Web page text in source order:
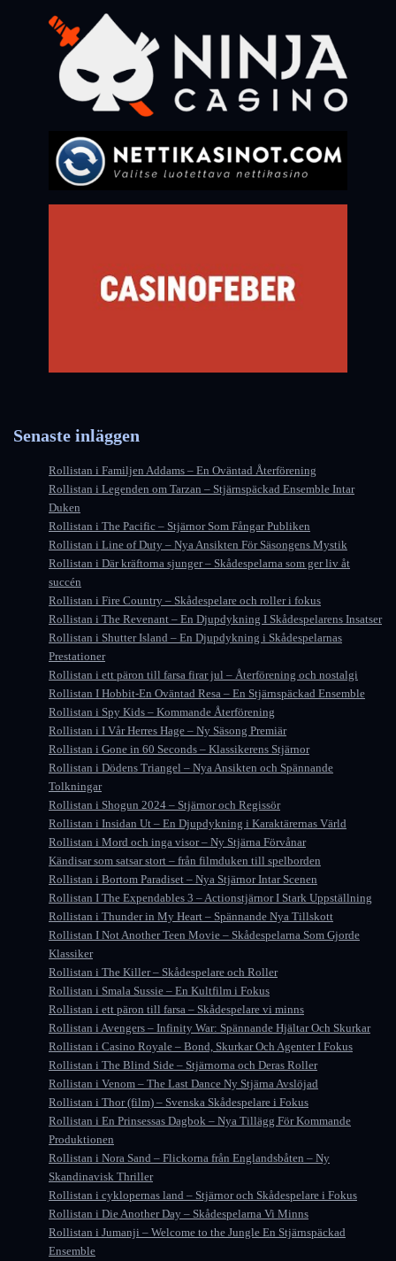
Senaste inläggen
Rollistan i Familjen Addams – En Oväntad Återförening
Rollistan i Legenden om Tarzan – Stjärnspäckad Ensemble Intar
Duken
Rollistan i The Pacific – Stjärnor Som Fångar Publiken
Rollistan i Line of Duty – Nya Ansikten För Säsongens Mystik
Rollistan i Där kräftorna sjunger – Skådespelarna som ger liv åt
succén
Rollistan i Fire Country – Skådespelare och roller i fokus
Rollistan i The Revenant – En Djupdykning I Skådespelarens Insatser
Rollistan i Shutter Island – En Djupdykning i Skådespelarnas
Prestationer
Rollistan i ett päron till farsa firar jul – Återförening och nostalgi
Rollistan I Hobbit-En Oväntad Resa – En Stjärnspäckad Ensemble
Rollistan i Spy Kids – Kommande Återförening
Rollistan i I Vår Herres Hage – Ny Säsong Premiär
Rollistan i Gone in 60 Seconds – Klassikerens Stjärnor
Rollistan i Dödens Triangel – Nya Ansikten och Spännande
Tolkningar
Rollistan i Shogun 2024 – Stjärnor och Regissör
Rollistan i Insidan Ut – En Djupdykning i Karaktärernas Värld
Rollistan i Mord och inga visor – Ny Stjärna Förvånar
Kändisar som satsar stort – från filmduken till spelborden
Rollistan i Bortom Paradiset – Nya Stjärnor Intar Scenen
Rollistan I The Expendables 3 – Actionstjärnor I Stark Uppställning
Rollistan i Thunder in My Heart – Spännande Nya Tillskott
Rollistan I Not Another Teen Movie – Skådespelarna Som Gjorde
Klassiker
Rollistan i The Killer – Skådespelare och Roller
Rollistan i Smala Sussie – En Kultfilm i Fokus
Rollistan i ett päron till farsa – Skådespelare vi minns
Rollistan i Avengers – Infinity War: Spännande Hjältar Och Skurkar
Rollistan i Casino Royale – Bond, Skurkar Och Agenter I Fokus
Rollistan i The Blind Side – Stjärnorna och Deras Roller
Rollistan i Venom – The Last Dance Ny Stjärna Avslöjad
Rollistan i Thor (film) – Svenska Skådespelare i Fokus
Rollistan i En Prinsessas Dagbok – Nya Tillägg För Kommande
Produktionen
Rollistan i Nora Sand – Flickorna från Englandsbåten – Ny
Skandinavisk Thriller
Rollistan i cyklopernas land – Stjärnor och Skådespelare i Fokus
Rollistan i Die Another Day – Skådespelarna Vi Minns
Rollistan i Jumanji – Welcome to the Jungle En Stjärnspäckad
Ensemble